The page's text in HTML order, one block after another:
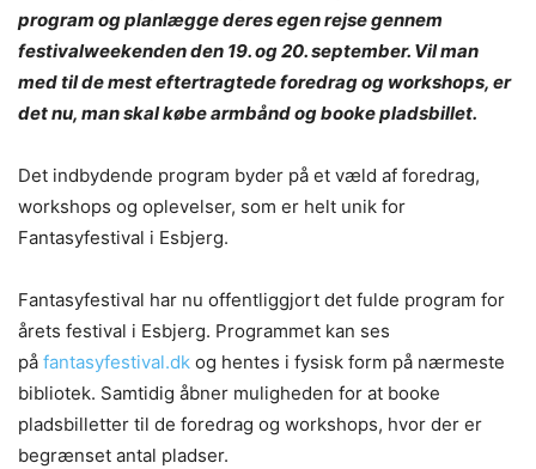
program og planlægge deres egen rejse gennem
festivalweekenden den 19. og 20. september. Vil man
med til de mest eftertragtede foredrag og workshops, er
det nu, man skal købe armbånd og booke pladsbillet.
Det indbydende program byder på et væld af foredrag,
workshops og oplevelser, som er helt unik for
Fantasyfestival i Esbjerg.
Fantasyfestival har nu offentliggjort det fulde program for
årets festival i Esbjerg. Programmet kan ses
på fantasyfestival.dk og hentes i fysisk form på nærmeste
bibliotek. Samtidig åbner muligheden for at booke
pladsbilletter til de foredrag og workshops, hvor der er
begrænset antal pladser.